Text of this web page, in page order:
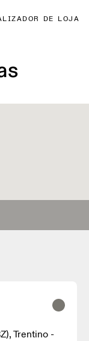
DE LOJA
Trentino -